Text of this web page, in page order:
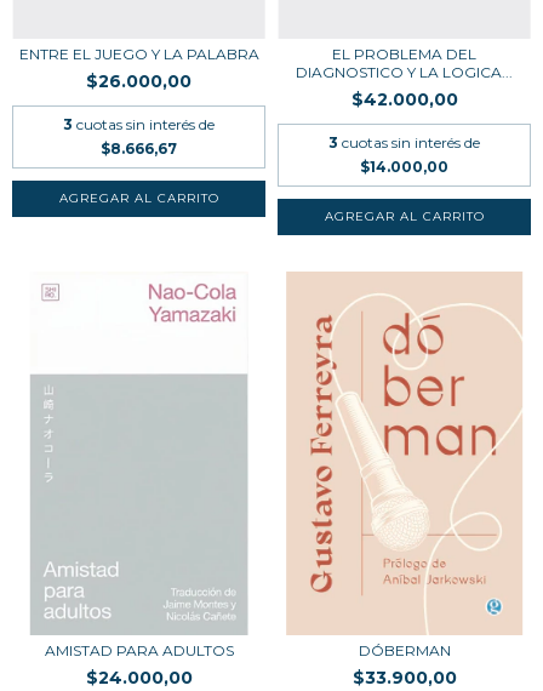
ENTRE EL JUEGO Y LA PALABRA
$26.000,00
3 cuotas sin interés de
$8.666,67
EL PROBLEMA DEL
DIAGNOSTICO Y LA LOGICA...
$42.000,00
3 cuotas sin interés de
$14.000,00
AMISTAD PARA ADULTOS
$24.000,00
DÓBERMAN
$33.900,00